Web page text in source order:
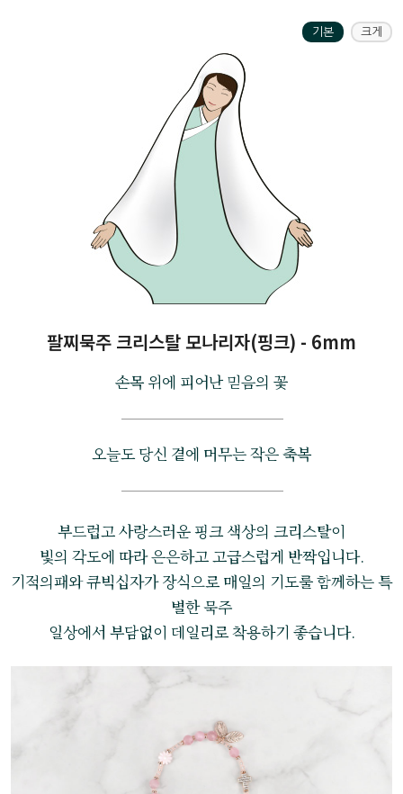
기본 크게
팔찌묵주 크리스탈 모나리자(핑크) - 6mm
손목 위에 피어난 믿음의 꽃
오늘도 당신 곁에 머무는 작은 축복
부드럽고 사랑스러운 핑크 색상의 크리스탈이
빛의 각도에 따라 은은하고 고급스럽게 반짝입니다.
기적의패와 큐빅십자가 장식으로 매일의 기도룰 함께하는 특
별한 묵주
일상에서 부담없이 데일리로 착용하기 좋습니다.